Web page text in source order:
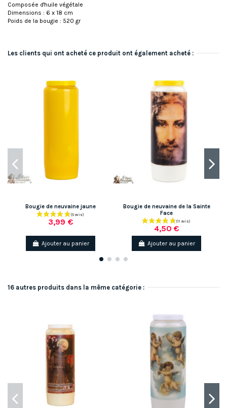
Composée d'huile végétale
Dimensions : 6 x 18 cm
Poids de la bougie : 520 gr
Les clients qui ont acheté ce produit ont également acheté :
Bougie de neuvaine jaune
3,99 €
Ajouter au panier
Bougie de neuvaine de la Sainte
Face
4,50 €
Ajouter au panier
16 autres produits dans la même catégorie :